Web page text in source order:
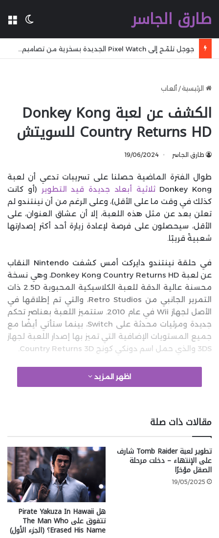
طارق الجاسر
الرئيسية/ ألعاب
الكشف عن لعبة Donkey Kong
Country Returns HD للسويتش
طارق الجاسر 19/06/2024
طوال الفترة الماضية حصلنا على تسريبات تدعي أن لعبة
Donkey Kong ثلاثية أبعاد جديدة قيد التطوير
(أو كانت
كذلك في وقت ما على الأقل)، وعلى الرغم من أن نينتندو لم
تعلن بعد عن مثل هذه اللعبة، إلا أن عشاق العنوان، على
الأقل، سيحصلون على فرصة لإعادة زيارة أحد أكثر إصدارتها
شعبيةً قريبًا.
في حلقة نينتندو دايركت أمس كشفت Nintendo النقاب
عن لعبة Donkey Kong Country Returns HD، وهي نسخة
محسنة عالية الدقة للعبة الكلاسيكية المحبوبة 2.5D ذات
التمرير الجانبي من Retro Studios، والتي تم إطلاقها في
الأصل لجهاز Wii في عام 2010. ستتميز اللعبة بعناصر تحكم
جديدة ومرئيات محدثة على Switch، بينما ستأتي أيضًا مع
جميع المستويات الإضافية التي تميز بها إصدار اللعبة لجهاز
3DS والذي حمل اسم دونكي كونج Country Returns 3D.
NintendoSwitch
هناك أيضاً تكملتها الممتازة Donkey Kong Country:
Tropical Freeze، والتي تتوفر حالياً على Nintendo Switch.
اظهر المزيد
مقالات ذات صلة
تطوير لعبة Tomb Raider شارف
على الإنتهاء – دخلت مرحلة
الصقل مؤخرًا
19/05/2025
هل Pirate Yakuza In Hawaii
تتفوق على The Man Who
Erased His Name؟ (الجزء الأول)